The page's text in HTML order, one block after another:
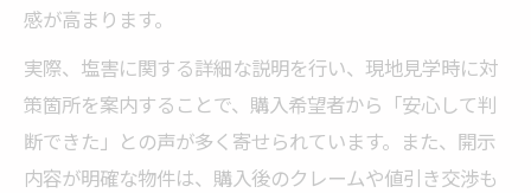
感が高まります。
実際、塩害に関する詳細な説明を行い、現地見学時に対
策箇所を案内することで、購入希望者から「安心して判
断できた」との声が多く寄せられています。また、開示
内容が明確な物件は、購入後のクレームや値引き交渉も